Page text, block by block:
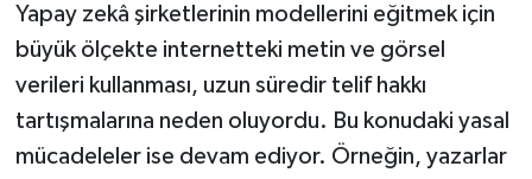
Yapay zekâ şirketlerinin modellerini eğitmek için
büyük ölçekte internetteki metin ve görsel
verileri kullanması, uzun süredir telif hakkı
tartışmalarına neden oluyordu. Bu konudaki yasal
mücadeleler ise devam ediyor. Örneğin, yazarlar
Rüya Tabirleri
Sağlık
Şaphane